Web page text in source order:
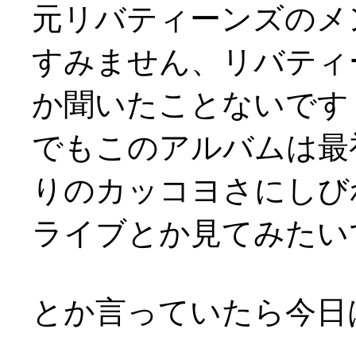
元リバティーンズの
すみません、リバテ
か聞いたことないで
でもこのアルバムは
りのカッコヨさにし
ライブとか見てみた
とか言っていたら今